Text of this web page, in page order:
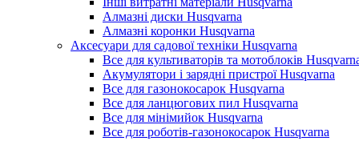
Алмазні диски Husqvarna
Алмазні коронки Husqvarna
Аксесуари для садової техніки Husqvarna
Все для культиваторів та мотоблоків
Акумулятори і зарядні пристрої Husqvarna
Все для газонокосарок Husqvarna
Все для ланцюгових пил Husqvarna
Все для мінімийок Husqvarna
Все для роботів-газонокосарок Husqvarna